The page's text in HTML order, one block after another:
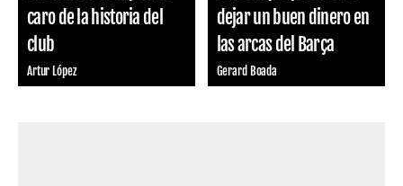
caro de la historia del
club
Artur López
dejar un buen dinero en
las arcas del Barça
Gerard Boada